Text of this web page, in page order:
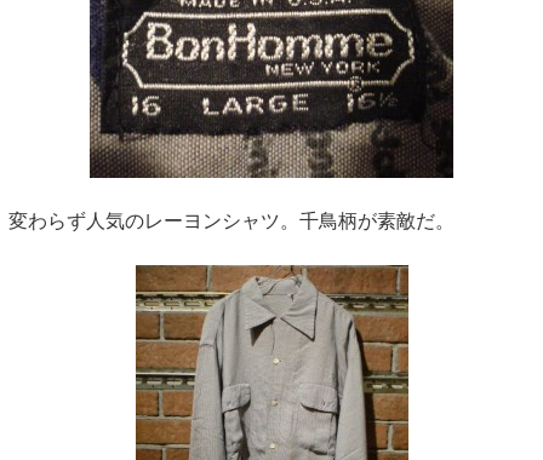
変わらず人気のレーヨンシャツ。千鳥柄が素敵だ。